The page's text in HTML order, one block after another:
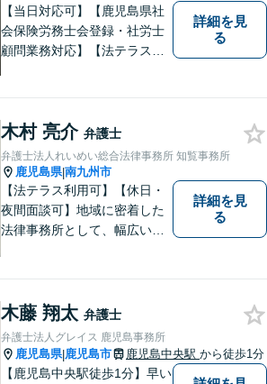
【当日対応可】【鹿児島県社
会保険労務士会登録・社労士
顧問業務対応】【法テラス対
詳細を見
る
木村 亮介 弁護士
弁護士法人れいめい総合法律事務所 知覧事務所
鹿児島県|南九州市
【法テラス利用可】【休日・
夜間面談可】地域に密着した
法律事務所として、幅広い分
なことやお困りごとがござい
ましたらお早めにご相談くだ
さい。
詳細を見
る
木藤 翔太 弁護士
弁護士法人グレイス 鹿児島事務所
鹿児島県|鹿児島市 鹿児島中央駅 から徒歩1分
【鹿児島中央駅徒歩1分】早い